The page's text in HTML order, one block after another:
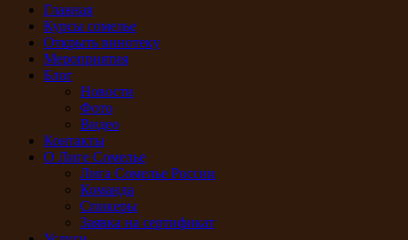
Главная
Курсы сомелье
Открыть винотеку
Мероприятия
Блог
Новости
Фото
Видео
Контакты
О Лиге Сомелье
Лига Сомелье России
Команда
Спикеры
Заявка на сертификат